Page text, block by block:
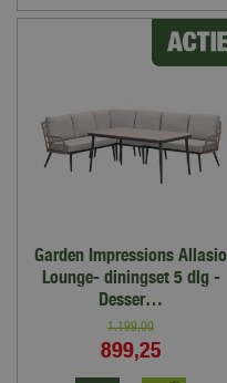
Garden Impressions Allasio
Lounge- diningset 5 dlg -
Desser…
1.199,00
899,25